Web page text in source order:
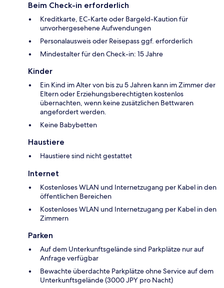
Beim Check-in erforderlich
Kreditkarte, EC-Karte oder Bargeld-Kaution für
unvorhergesehene Aufwendungen
Personalausweis oder Reisepass ggf. erforderlich
Mindestalter für den Check-in: 15 Jahre
Kinder
Ein Kind im Alter von bis zu 5 Jahren kann im Zimmer der
Eltern oder Erziehungsberechtigten kostenlos
übernachten, wenn keine zusätzlichen Bettwaren
angefordert werden.
Keine Babybetten
Haustiere
Haustiere sind nicht gestattet
Internet
Kostenloses WLAN und Internetzugang per Kabel in den
öffentlichen Bereichen
Kostenloses WLAN und Internetzugang per Kabel in den
Zimmern
Parken
Auf dem Unterkunftsgelände sind Parkplätze nur auf
Anfrage verfügbar
Bewachte überdachte Parkplätze ohne Service auf dem
Unterkunftsgelände (3000 JPY pro Nacht)